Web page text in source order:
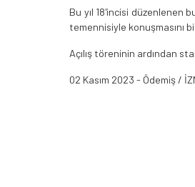
Bu yıl 18'incisi düzenlenen
temennisiyle konuşmasını
Açılış töreninin ardından
02 Kasım 2023 - Ödemiş /